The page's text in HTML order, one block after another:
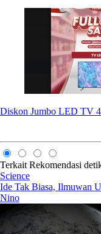
Diskon Jumbo LED TV
Terkait Rekomendasi
Science
Ide Tak Biasa, Ilmuwan
Nino